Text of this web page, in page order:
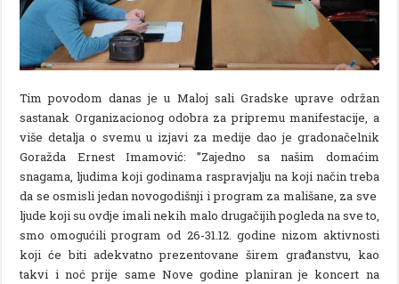
Tim povodom danas je u Maloj sali Gradske uprave održan
sastanak Organizacionog odobra za pripremu manifestacije, a
više detalja o svemu u izjavi za medije dao je gradonačelnik
Goražda Ernest Imamović: ”Zajedno sa našim domaćim
snagama, ljudima koji godinama raspravjalju na koji način treba
da se osmisli jedan novogodišnji i program za mališane, za sve
ljude koji su ovdje imali nekih malo drugačijih pogleda na sve to,
smo omogućili program od 26-31.12. godine nizom aktivnosti
koji će biti adekvatno prezentovane širem građanstvu, kao
takvi i noć prije same Nove godine planiran je koncert na